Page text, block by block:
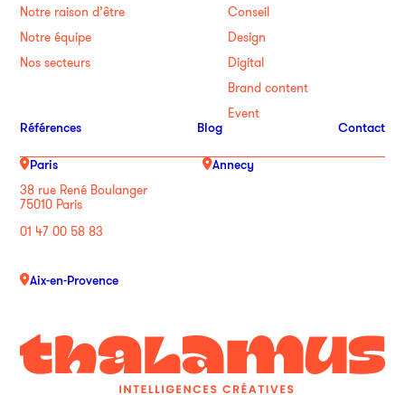
Notre raison d’être
Notre équipe
Nos secteurs
Conseil
Design
Digital
Brand content
Event
Références Blog Contact
Paris
38 rue René Boulanger
75010 Paris
01 47 00 58 83
Annecy
Aix-en-Provence